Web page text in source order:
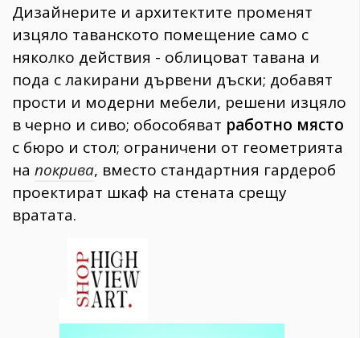
Дизайнерите и архитектите променят
изцяло таванското помещение само с
няколко действия - облицоват тавана и
пода с лакирани дървени дъски; добавят
прости и модерни мебели, решени изцяло
в черно и сиво; обособяват работно място
с бюро и стол; ограничени от геометрията
на покрива, вместо стандартния гардероб
проектират шкаф на стената срещу
вратата.